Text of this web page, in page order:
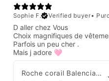
Sophie F.
Verified buyer•
D aller chez Vous
Choix magnifiques de
Parfois un peu cher .
Mais j adore 🩷
Roche corail Balenciaga 2006